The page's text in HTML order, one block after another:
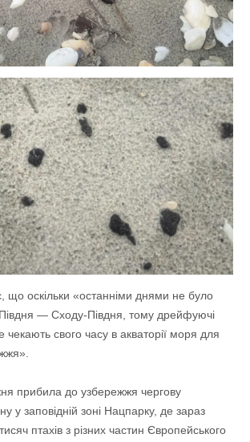
що оскільки «останніми днями не було
Півдня — Сходу-Півдня, тому дрейфуючі
чекають свого часу в акваторії моря для
прибила до узбережжя чергову
у заповідній зоні Нацпарку, де зараз
птахів з різних частин Європейського